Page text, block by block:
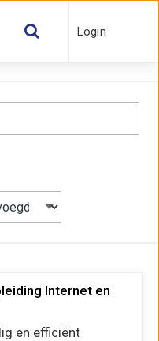
Login
Internet en
en efficiënt